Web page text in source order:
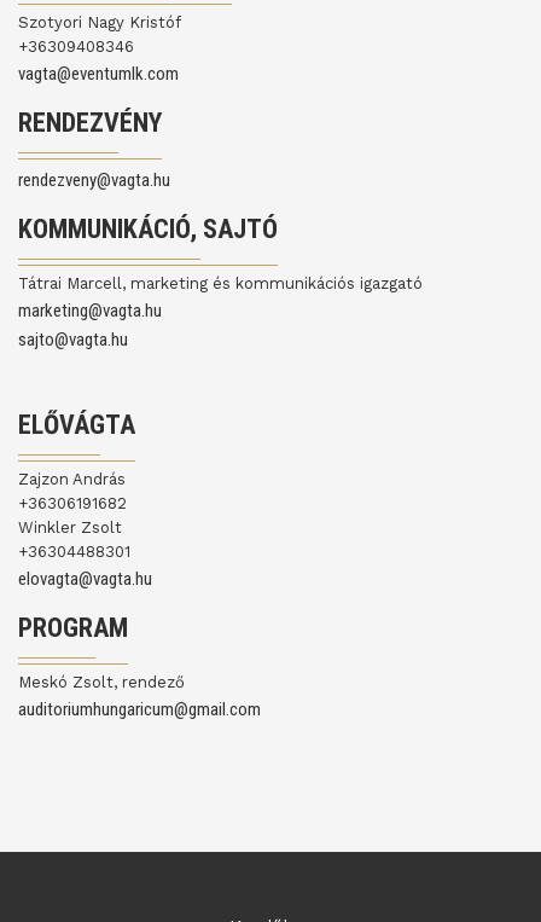
Szotyori Nagy Kristóf
+36309408346
vagta@eventumlk.com
RENDEZVÉNY
rendezveny@vagta.hu
KOMMUNIKÁCIÓ, SAJTÓ
Tátrai Marcell, marketing és kommunikációs igazgató
marketing@vagta.hu
sajto@vagta.hu
ELŐVÁGTA
Zajzon András
+36306191682
Winkler Zsolt
+36304488301
elovagta@vagta.hu
PROGRAM
Meskó Zsolt, rendező
auditoriumhungaricum@gmail.com